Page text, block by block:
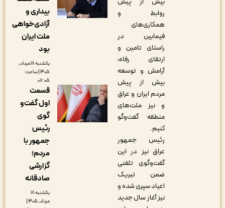
روابط و
همکاری‌های
فیمابین در
راستای تامین و
ارتقای رفاه،
آرامش و توسعه
بیش از پیش
مردم ایران و عراق
و نیز ملت‌های
منطقه گفت‌وگو
رئیس جمهور
عراق نیز در این
گفت‌وگوی تلفنی
ضمن تبریک
اعیاد سپری شده و
نیز آغاز سال جدید
بیداری و
آزادی‌خواهی
ملت ایران
یکشنبه ۱۸ مرداد,
۱۴۰۵ | ساعت:
قسمت
اول گفت‌و
گوی
جمهور با
صادقانه
مرداد, ۱۴۰۵ |